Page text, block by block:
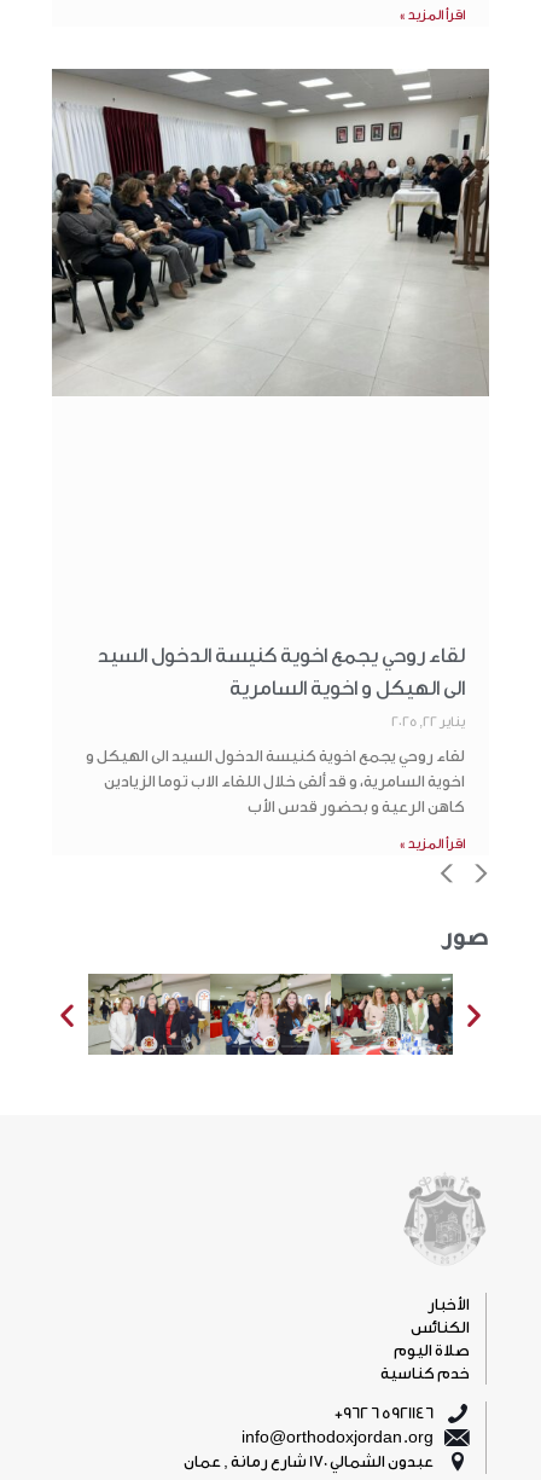
اقرأ المزيد »
لقاء روحي يجمع اخوية كنيسة الدخول السيد
الى الهيكل و اخوية السامرية
يناير 22, 2025
لقاء روحي يجمع اخوية كنيسة الدخول السيد الى الهيكل و
اخوية السامرية، و قد ألقى خلال اللقاء الاب توما الزيادين
كاهن الرعية و بحضور قدس الأب
اقرأ المزيد »
<
>
صور
الأخبار
الكنائس
صلاة اليوم
خدم كناسية
5921146 6 962+
info@orthodoxjordan.org
عبدون الشمالي 170 شارع رمانة , عمان